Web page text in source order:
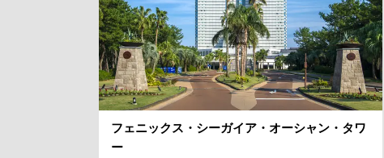
フェニックス・シーガイア・オーシャン・タワ
ー